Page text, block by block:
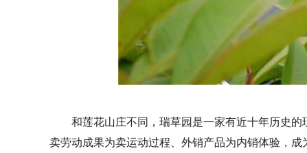
和莲花山庄不同，瑞草园是一家有近十年历史的
卖劳动成果为卖运动过程、外销产品为内销体验，成